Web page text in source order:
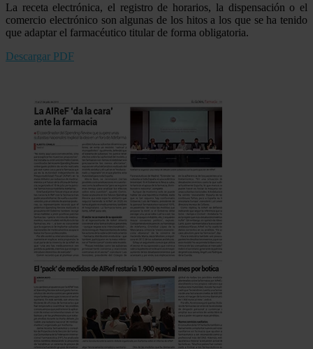
La receta electrónica, el registro de horarios, la dispensación o el
comercio electrónico son algunas de los hitos a los que se ha tenido
que adaptar el farmacéutico titular de forma obligatoria.
Descargar PDF